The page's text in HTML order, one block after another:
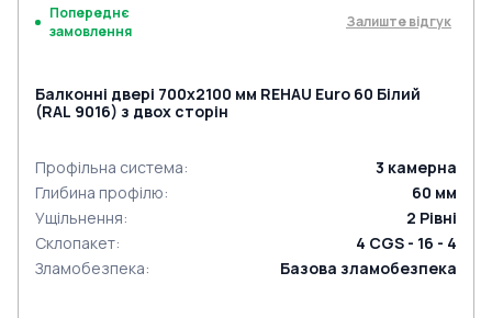
Попереднє
замовлення
Залиште відгук
Балконні двері 700x2100 мм REHAU Euro 60 Білий
(RAL 9016) з двох сторін
Профільна система: 3 камерна
Глибина профілю: 60 мм
Ущільнення: 2 Рівні
Склопакет:
4 CGS - 16 - 4
Зламобезпека: Базова зламобезпека